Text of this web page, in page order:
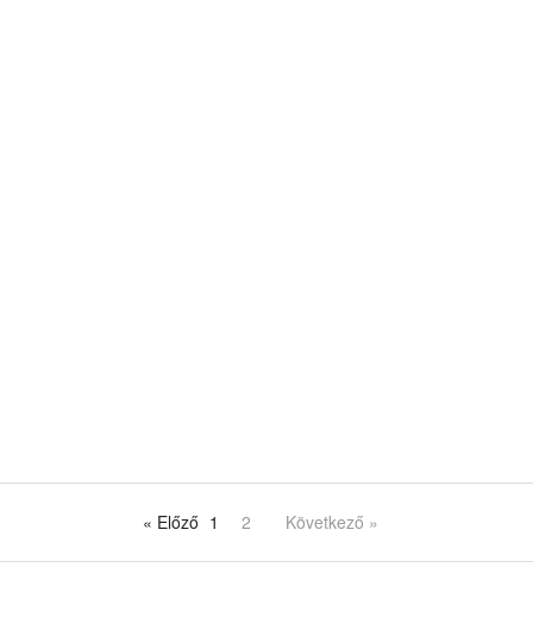
« Előző 1 2 Következő »